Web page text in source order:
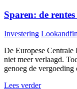
Sparen: de
Investering Lookandfin
De Europese
niet meer verlaagd.
genoeg de vergoeding
Lees verder